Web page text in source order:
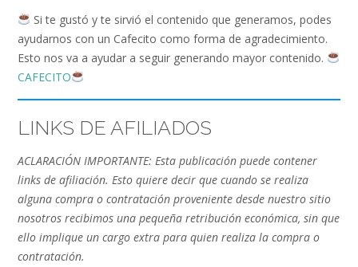
Si te gustó y te sirvió el contenido que generamos, podes
ayudarnos con un Cafecito como forma de agradecimiento.
Esto nos va a ayudar a seguir generando mayor contenido.
CAFECITO
LINKS DE AFILIADOS
ACLARACIÓN IMPORTANTE: Esta publicación puede contener
links de afiliación. Esto quiere decir que cuando se realiza
alguna compra o contratación proveniente desde nuestro sitio
nosotros recibimos una pequeña retribución económica, sin que
ello implique un cargo extra para quien realiza la compra o
contratación.